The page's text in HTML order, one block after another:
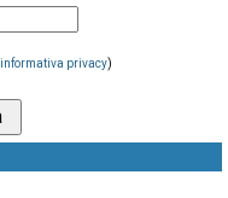
informativa privacy)